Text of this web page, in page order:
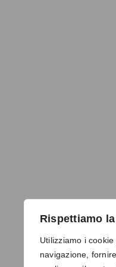
Rispettiamo
Utilizziamo i
navigazione,